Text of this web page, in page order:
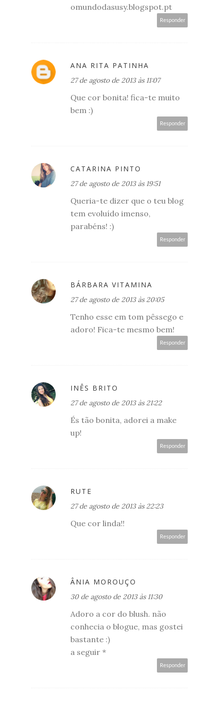
omundodasusy.blogspot.pt
Responder
ANA RITA PATINHA
27 de agosto de 2013 às 11:07
Que cor bonita! fica-te muito
bem :)
Responder
CATARINA PINTO
27 de agosto de 2013 às 19:51
Queria-te dizer que o teu blog
tem evoluído imenso,
parabéns! :)
Responder
BÁRBARA VITAMINA
27 de agosto de 2013 às 20:05
Tenho esse em tom pêssego e
adoro! Fica-te mesmo bem!
Responder
INÊS BRITO
27 de agosto de 2013 às 21:22
És tão bonita, adorei a make
up!
Responder
RUTE
27 de agosto de 2013 às 22:23
Que cor linda!!
Responder
ÂNIA MOROUÇO
30 de agosto de 2013 às 11:30
Adoro a cor do blush. não
conhecia o blogue, mas gostei
bastante :)
a seguir *
Responder